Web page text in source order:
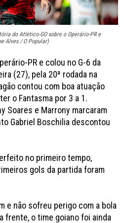
do Atlético-GO sobre o Operário-PR e
Alves / O Popular)
PR e colou no G-6 da
(27), pela 20ª rodada na
contou com boa atuação
o Fantasma por 3 a 1.
Soares e Marrony marcaram
Gabriel Boschilia descontou
no primeiro tempo,
gols da partida foram
e não sofreu perigo com a bola
frente, o time goiano foi ainda